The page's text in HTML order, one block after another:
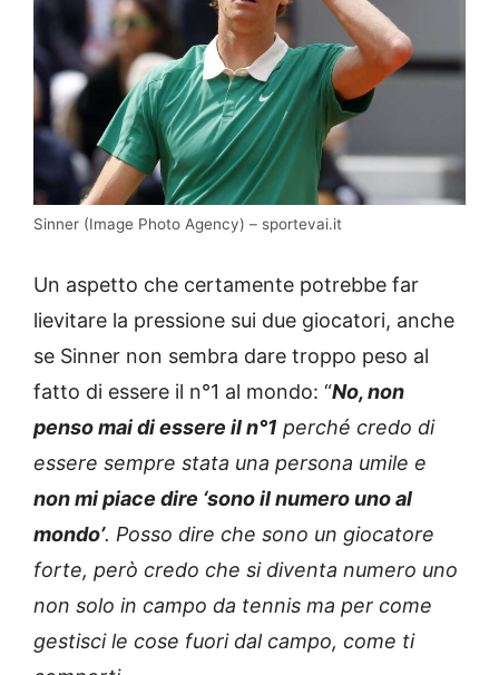
Sinner (Image Photo Agency) – sportevai.it
Un aspetto che certamente potrebbe far
lievitare la pressione sui due giocatori, anche
se Sinner non sembra dare troppo peso al
fatto di essere il n°1 al mondo: “No, non
penso mai di essere il n°1 perché credo di
essere sempre stata una persona umile e
non mi piace dire ‘sono il numero uno al
mondo’. Posso dire che sono un giocatore
forte, però credo che si diventa numero uno
non solo in campo da tennis ma per come
gestisci le cose fuori dal campo, come ti